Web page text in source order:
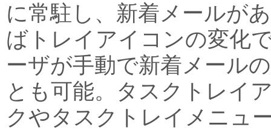
に常駐し、新着メールが
ばトレイアイコンの変化
ーザが手動で新着メール
とも可能。タスクトレイ
クやタスクトレイメニュ